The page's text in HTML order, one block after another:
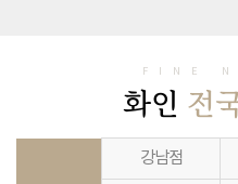
FINE
화인 전
강남점